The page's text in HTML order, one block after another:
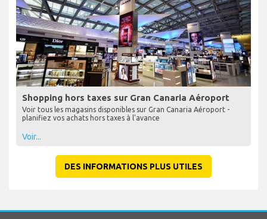
Shopping hors taxes sur Gran Canaria Aéroport
Voir tous les magasins disponibles sur Gran Canaria Aéroport -
planifiez vos achats hors taxes à l'avance
Voir...
DES INFORMATIONS PLUS UTILES